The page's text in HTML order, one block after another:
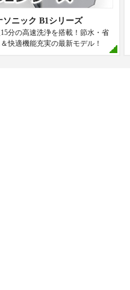
ソニック B1シリーズ
分の高速洗浄を搭載！節水・省
快適機能充実の最新モデル！